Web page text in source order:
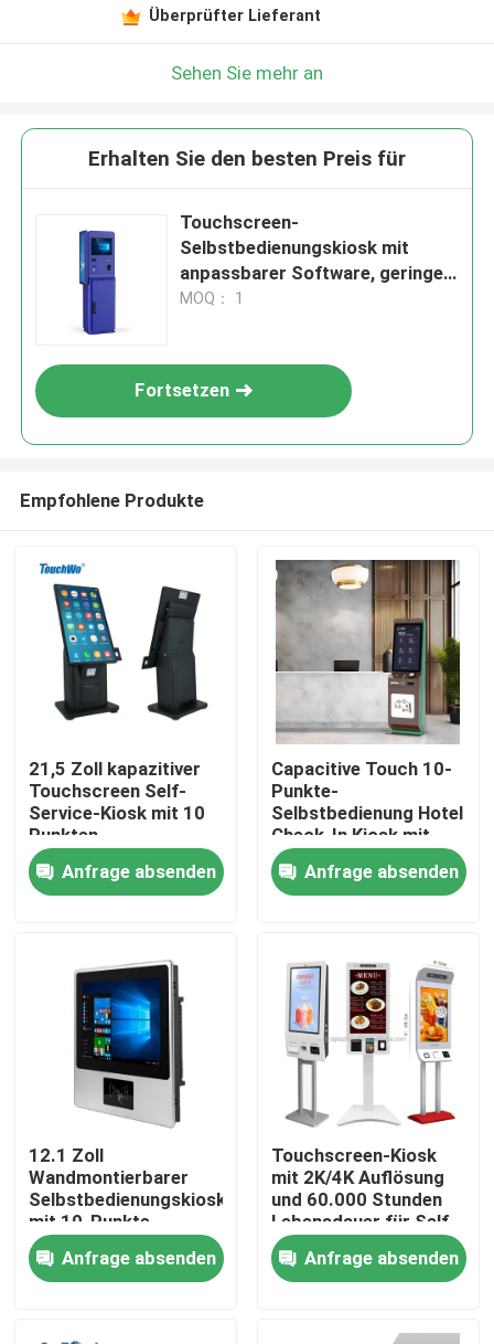
Haus
Produkte
Videos
Über uns
Fabrik-Ausflug
Qualitätskontrolle
Kontaktiere uns
Nachrichten
Überprüfter Lieferant
Sehen Sie mehr an
Erhalten Sie den besten Preis für
Touchscreen-
Selbstbedienungskiosk mit
anpassbarer Software, geringer
Wartung und Multi-Payment-
MOQ： 1
Fortsetzen
Empfohlene Produkte
21,5 Zoll kapazitiver
Touchscreen Self-
Service-Kiosk mit 10
Punkten,
Thermodrucker und
POS-Halterung
Anfrage absenden
Capacitive Touch 10-
Punkte-
Selbstbedienung Hotel
Check-In Kiosk mit
1920x1080 Auflösung
und Boden Standing
Design
Anfrage absenden
12.1 Zoll
Wandmontierbarer
Selbstbedienungskiosk
mit 10-Punkte-
Kapazität-
Touchscreen für den
Innenbereich
Anfrage absenden
Touchscreen-Kiosk
mit 2K/4K Auflösung
und 60.000 Stunden
Lebensdauer für Self-
Service-Anwendungen
Anfrage absenden